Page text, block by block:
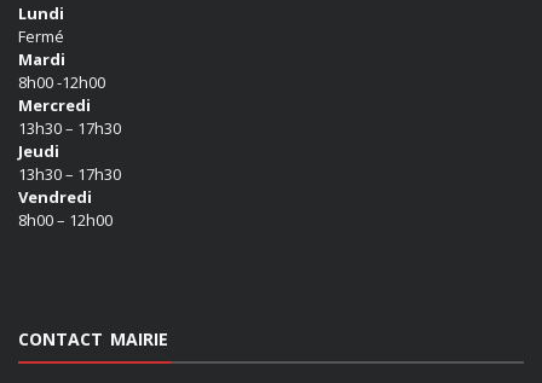
Lundi
Fermé
Mardi
8h00 -12h00
Mercredi
13h30 – 17h30
Jeudi
13h30 – 17h30
Vendredi
8h00 – 12h00
CONTACT MAIRIE